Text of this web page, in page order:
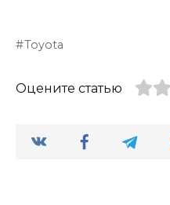
Toyota
Оцените статью